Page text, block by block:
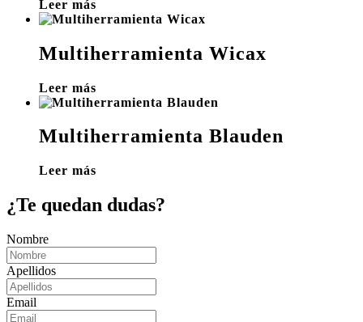
Leer más
Multiherramienta Wicax
Leer más
Multiherramienta Blauden
Leer más
¿Te quedan dudas?
Nombre
Apellidos
Email